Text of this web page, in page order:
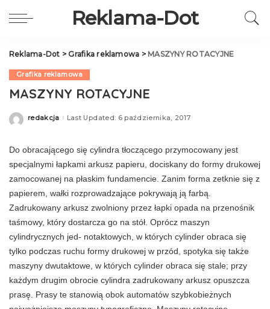
Reklama-Dot
Reklama-Dot >Grafika reklamowa > MASZYNY ROTACYJNE
Grafika reklamowa
MASZYNY ROTACYJNE
Posted
redakcja Last Updated: 6 października, 2017
Do obracającego się cylindra tłoczącego przymocowany jest
specjalnymi łapkami arkusz papieru, dociskany do formy drukowej
zamocowa­nej na płaskim fundamencie. Zanim forma zetknie się z
papierem, wałki rozprowadzające pokrywają ją farbą.
Zadrukowany arkusz zwolniony przez łapki opada na przenośnik
taśmowy, który dostar­cza go na stół. Oprócz maszyn
cylindrycznych jed- notaktowych, w których cylinder obraca się
tylko podczas ruchu formy drukowej w przód, spotyka się także
maszyny dwutaktowe, w których cylin­der obraca się stale; przy
każdym drugim obrocie cylindra zadrukowany arkusz opuszcza
prasę. Pra­sy te stanowią obok automatów szybkobieżnych